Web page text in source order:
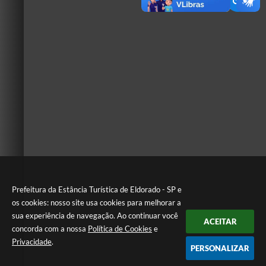
Prefeitura da Estância Turística de Eldorado - SP e
os cookies: nosso site usa cookies para melhorar a
sua experiência de navegação. Ao continuar você
concorda com a nossa Política de Cookies e
Privacidade.
ACEITAR
PERSONALIZAR